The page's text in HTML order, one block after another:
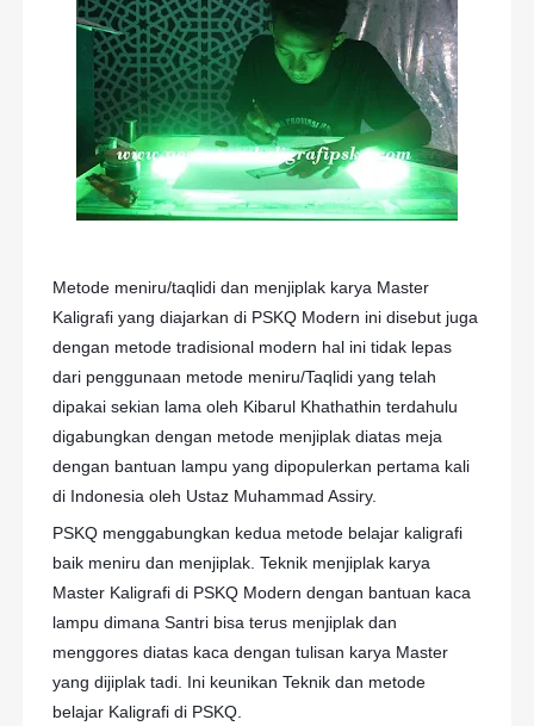
Metode meniru/taqlidi dan menjiplak karya Master
Kaligrafi yang diajarkan di PSKQ Modern ini disebut juga
dengan metode tradisional modern hal ini tidak lepas
dari penggunaan metode meniru/Taqlidi yang telah
dipakai sekian lama oleh Kibarul Khathathin terdahulu
digabungkan dengan metode menjiplak diatas meja
dengan bantuan lampu yang dipopulerkan pertama kali
di Indonesia oleh Ustaz Muhammad Assiry.
PSKQ menggabungkan kedua metode belajar kaligrafi
baik meniru dan menjiplak. Teknik menjiplak karya
Master Kaligrafi di PSKQ Modern dengan bantuan kaca
lampu dimana Santri bisa terus menjiplak dan
menggores diatas kaca dengan tulisan karya Master
yang dijiplak tadi. Ini keunikan Teknik dan metode
belajar Kaligrafi di PSKQ.